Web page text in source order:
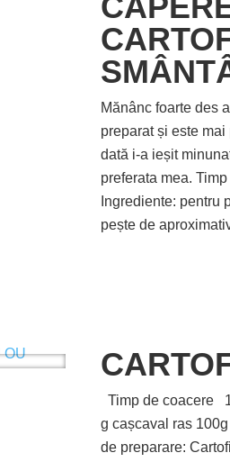
Mănânc foarte des
preparat și este
dată i-a ieșit
preferata mea.
Ingrediente: pentru
pește de
Timp de coacere
g cașcaval ras
de preparare: